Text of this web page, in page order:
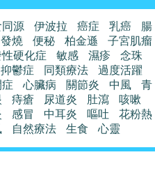
源 伊波拉 癌症 乳癌
腸
發燒
便秘 柏金遜
子宮肌瘤
硬化症
敏感 濕疹
念珠
抑鬱症
同類療法
過度活躍
心臟病 關節炎 中風
青
痔瘡 尿道炎 肚瀉
咳嗽
感冒 中耳炎 嘔吐
花粉熱
自然療法 生食 心靈